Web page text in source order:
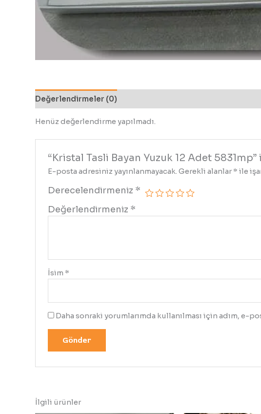
Değerlendirmeler (0)
Henüz değerlendirme yapılmadı.
“Kristal Tasli Bayan Yuzuk 12 Adet
E-posta adresiniz yayınlanmayacak. Gerekli alanlar * ile
Derecelendirmeniz *
Değerlendirmeniz *
İsim *
Daha sonraki yorumlarımda kullanılması için adım, e-
İlgili ürünler